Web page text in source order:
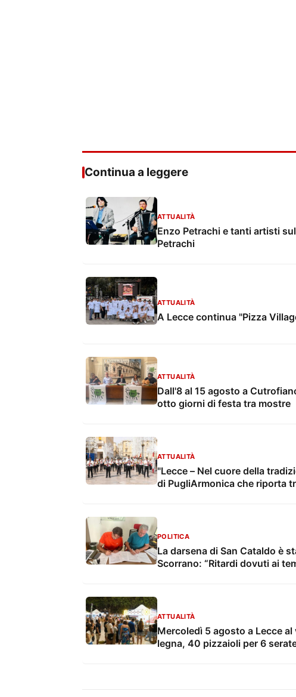
Continua a leggere
ATTUALITÀ
Enzo Petrachi e tanti artisti
Petrachi
ATTUALITÀ
A Lecce continua "Pizza
ATTUALITÀ
Dall'8 al 15 agosto a
otto giorni di festa tra mostre
ATTUALITÀ
"Lecce – Nel cuore della
di PugliArmonica che riporta
POLITICA
La darsena di San Cataldo è
Scorrano: “Ritardi dovuti ai
ATTUALITÀ
Mercoledì 5 agosto a Lecce
legna, 40 pizzaioli per 6